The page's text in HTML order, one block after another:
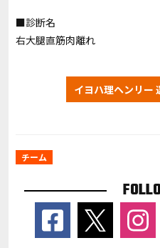
■診断名
右大腿直筋肉離れ
イヨハ理ヘンリー
チーム